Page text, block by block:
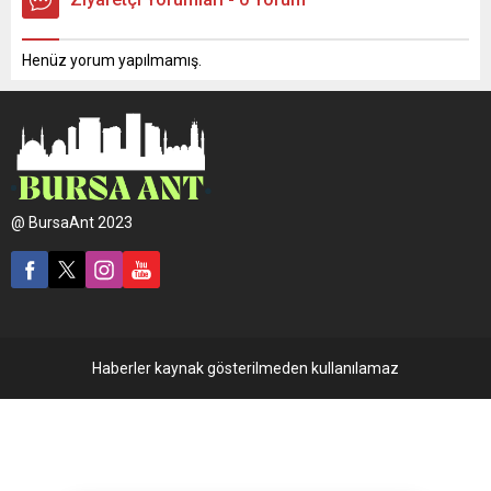
Henüz yorum yapılmamış.
@ BursaAnt 2023
Haberler kaynak gösterilmeden kullanılamaz